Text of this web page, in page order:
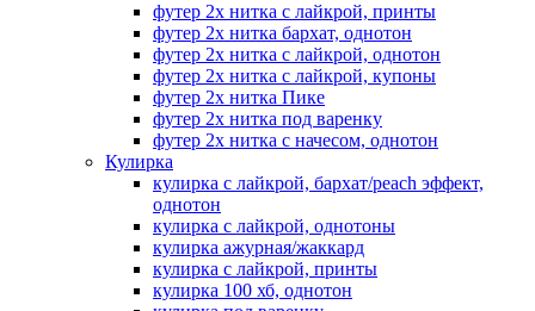
футер 2х нитка с лайкрой, принты
футер 2х нитка бархат, однотон
футер 2х нитка с лайкрой, однотон
футер 2х нитка с лайкрой, купоны
футер 2х нитка Пике
футер 2х нитка под варенку
футер 2х нитка с начесом, однотон
Кулирка
кулирка с лайкрой, бархат/peach эффект,
однотон
кулирка с лайкрой, однотоны
кулирка ажурная/жаккард
кулирка с лайкрой, принты
кулирка 100 хб, однотон